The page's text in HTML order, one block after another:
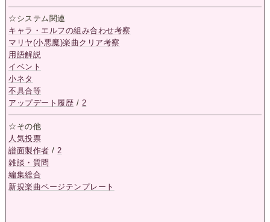
☆システム関連
キャラ・エルフの組み合わせ考察
マリヤ(小悪魔)楽曲クリア考察
用語解説
イベント
小ネタ
不具合等
アップデート履歴 / 2
☆その他
人気投票
譜面製作者 /2
雑談・質問
編集総合
新規楽曲ページテンプレート